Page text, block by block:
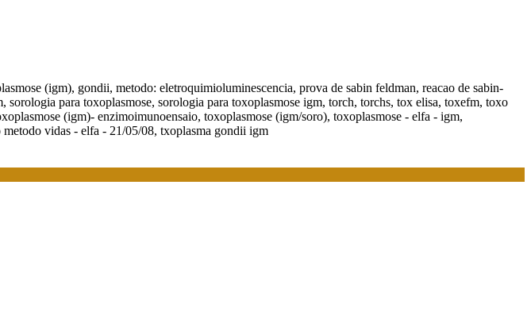
(igm), gondii, metodo: eletroquimioluminescencia, prova de sabin feldman, reacao de sabin-
para toxoplasmose, sorologia para toxoplasmose igm, torch, torchs, tox elisa, toxefm, toxo
(igm)- enzimoimunoensaio, toxoplasmose (igm/soro), toxoplasmose - elfa - igm,
vidas - elfa - 21/05/08, txoplasma gondii igm